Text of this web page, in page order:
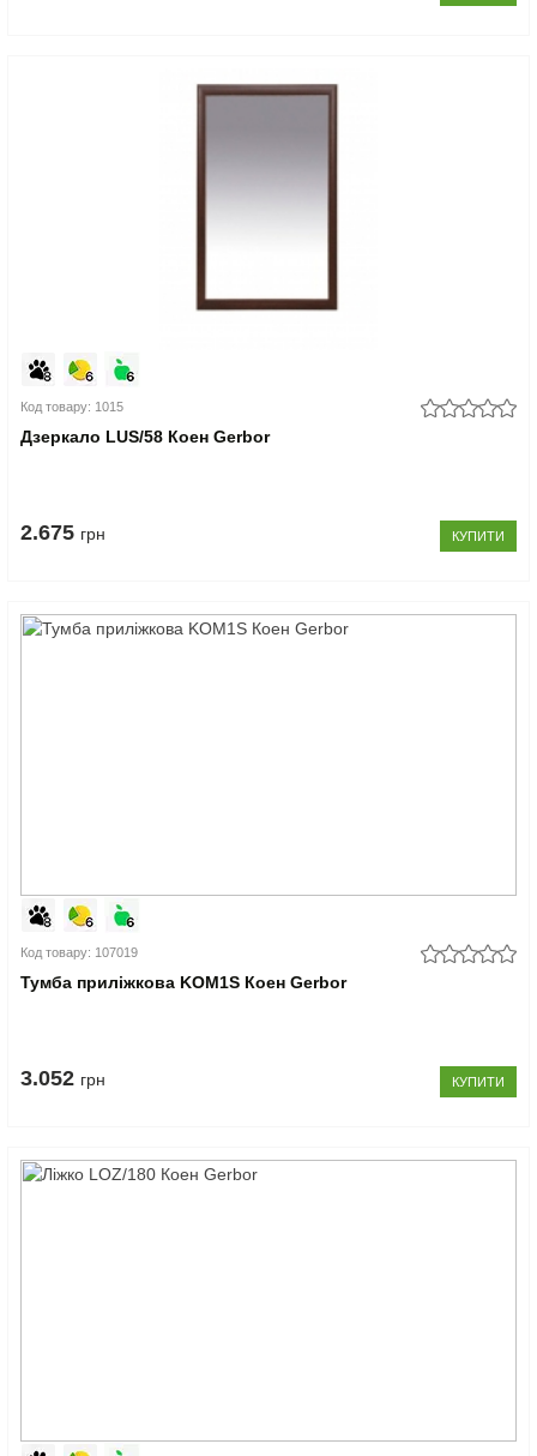
Код товару: 1015
Дзеркало LUS/58 Коен Gerbor
2.675 грн КУПИТИ
Код товару: 107019
Тумба приліжкова KOM1S Коен Gerbor
3.052 грн КУПИТИ